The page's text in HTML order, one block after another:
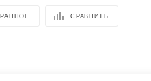
СРАВНИТЬ